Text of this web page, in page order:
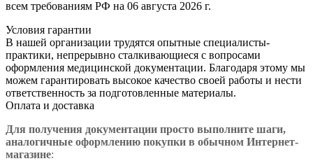
всем требованиям РФ на 06 августа 2026 г.
Условия гарантии
В нашей организации трудятся опытные специалисты-
практики, непрерывно сталкивающиеся с вопросами
оформления медицинской документации. Благодаря этому мы
можем гарантировать высокое качество своей работы и нести
ответственность за подготовленные материалы.
Оплата и доставка
Для получения документации просто выполните шаги,
аналогичные оформлению покупки в обычном Интернет-
магазине: